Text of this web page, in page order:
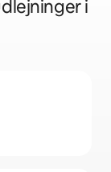
i